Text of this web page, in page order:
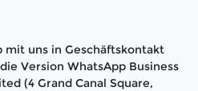
uns in Geschäftskontakt
Version WhatsApp Business
(4 Grand Canal Square,